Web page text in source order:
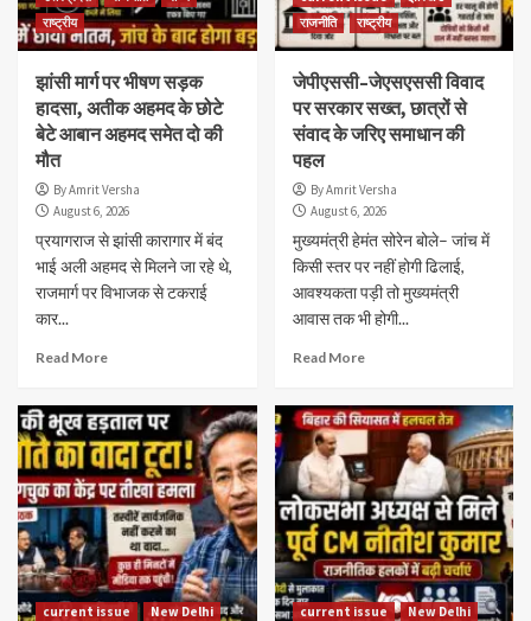
राष्ट्रीय
झांसी मार्ग पर भीषण सड़क
हादसा, अतीक अहमद के छोटे
बेटे आबान अहमद समेत दो की
मौत
By Amrit Versha
August 6, 2026
प्रयागराज से झांसी कारागार में बंद
भाई अली अहमद से मिलने जा रहे थे,
राजमार्ग पर विभाजक से टकराई
कार...
Read More
राजनीति
राष्ट्रीय
जेपीएससी–जेएसएससी विवाद
पर सरकार सख्त, छात्रों से
संवाद के जरिए समाधान की
पहल
By Amrit Versha
August 6, 2026
मुख्यमंत्री हेमंत सोरेन बोले– जांच में
किसी स्तर पर नहीं होगी ढिलाई,
आवश्यकता पड़ी तो मुख्यमंत्री
आवास तक भी होगी...
Read More
current issue
New Delhi
current issue
New Delhi